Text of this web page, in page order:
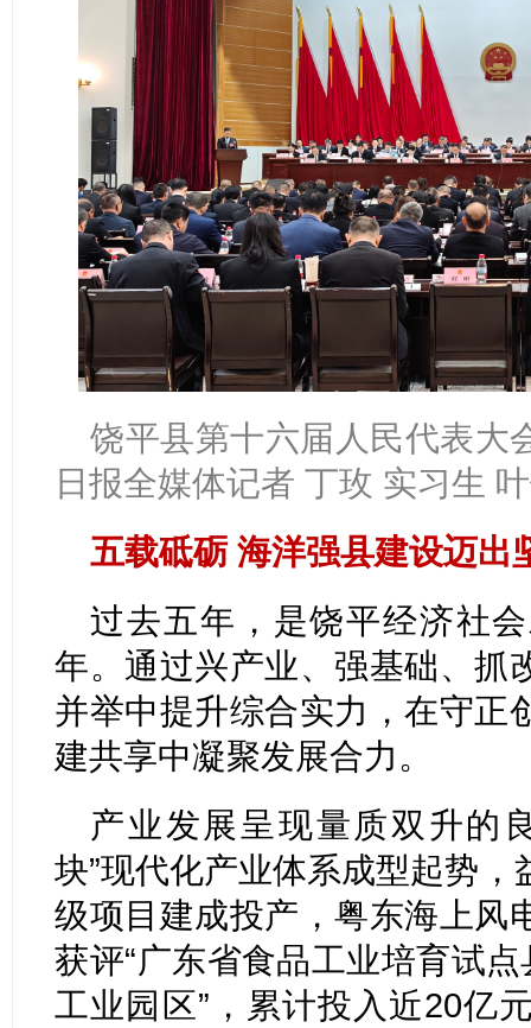
饶平县第十六届人民代表大
日报全媒体记者 丁玫 实习生
五载砥砺 海洋强县建设迈出
过去五年，是饶平经济社
年。通过兴产业、强基础、抓
并举中提升综合实力，在守正
建共享中凝聚发展合力。
产业发展呈现量质双升的
块”现代化产业体系成型起势
级项目建成投产，粤东海上风
获评“广东省食品工业培育试
工业园区”，累计投入近20亿